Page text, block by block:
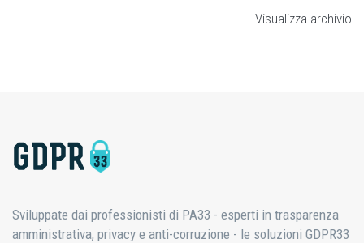
Visualizza archivio
Sviluppate dai professionisti di PA33 - esperti in trasparenza
amministrativa, privacy e anti-corruzione - le soluzioni GDPR33